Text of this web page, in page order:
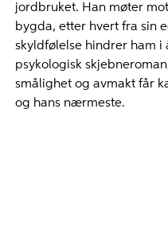
jordbruket. Han møter
bygda, etter hvert fra sin
skyldfølelse hindrer ham i
psykologisk
smålighet og avmakt får
og hans nærmeste.